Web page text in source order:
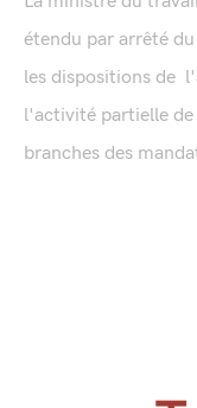
étendu par arrêté
les dispositions de
l'activité partielle de
branches des